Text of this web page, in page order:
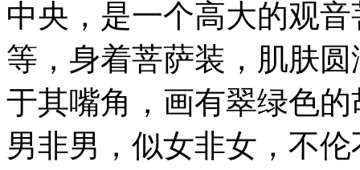
中央，是一个高大的观
等，身着菩萨装，肌肤
于其嘴角，画有翠绿色
男非男，似女非女，不